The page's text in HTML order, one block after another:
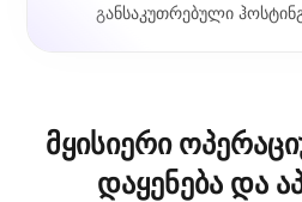
განსაკუთრებული
მყისიერი
დაყენება და